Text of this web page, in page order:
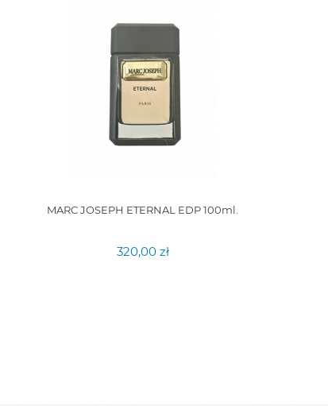
MARC JOSEPH ETERNAL EDP 100ml.
320,00 zł